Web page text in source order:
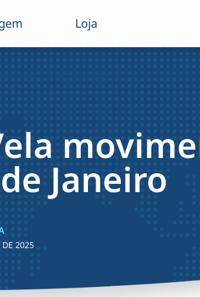
Loja
Janeiro
DE 2025